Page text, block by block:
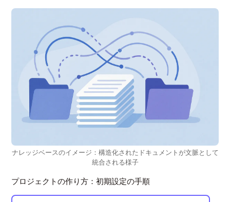
ナレッジベースのイメージ：構造化されたドキュメントが文脈として
統合される様子
プロジェクトの作り方：初期設定の手順